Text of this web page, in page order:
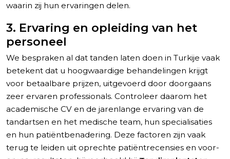
waarin zij hun ervaringen delen.
3. Ervaring en opleiding van het
personeel
We bespraken al dat tanden laten doen in Turkije vaak
betekent dat u hoogwaardige behandelingen krijgt
voor betaalbare prijzen, uitgevoerd door doorgaans
zeer ervaren professionals. Controleer daarom het
academische CV en de jarenlange ervaring van de
tandartsen en het medische team, hun specialisaties
en hun patiëntbenadering. Deze factoren zijn vaak
terug te leiden uit oprechte patiëntrecensies en voor-